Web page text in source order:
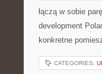
łączą w sobie
development
konkretne
CATEGORIES: